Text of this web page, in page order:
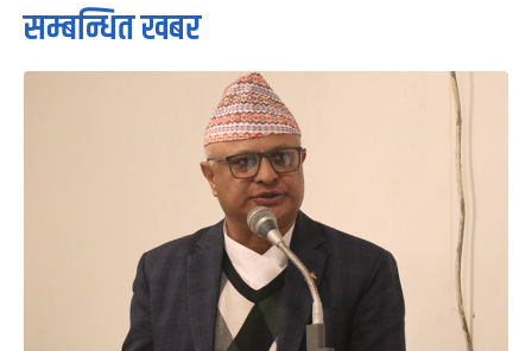
सम्बन्धित खबर